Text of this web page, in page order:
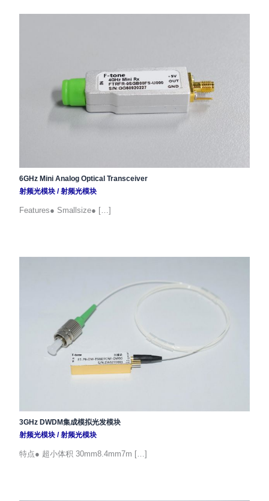
6GHz Mini Analog Optical Transceiver
射频光模块/射频光模块
Features● Smallsize● […]
3GHz DWDM集成模拟光发模块
射频光模块/射频光模块
特点● 超小体积 30mm8.4mm7m […]